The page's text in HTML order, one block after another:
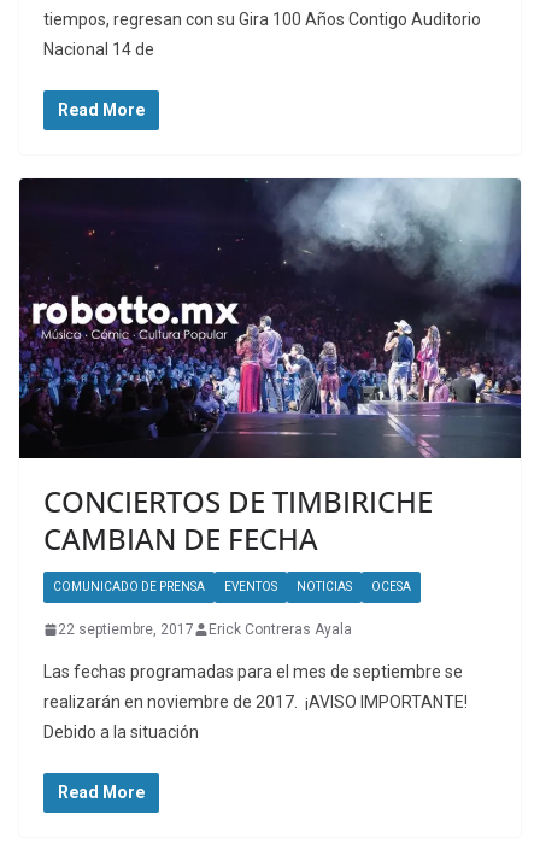
tiempos, regresan con su Gira 100 Años Contigo Auditorio
Nacional 14 de
Read More
CONCIERTOS DE TIMBIRICHE
CAMBIAN DE FECHA
COMUNICADO DE PRENSA EVENTOS NOTICIAS OCESA
22 septiembre, 2017 Erick Contreras Ayala
Las fechas programadas para el mes de septiembre se
realizarán en noviembre de 2017. ¡AVISO IMPORTANTE!
Debido a la situación
Read More